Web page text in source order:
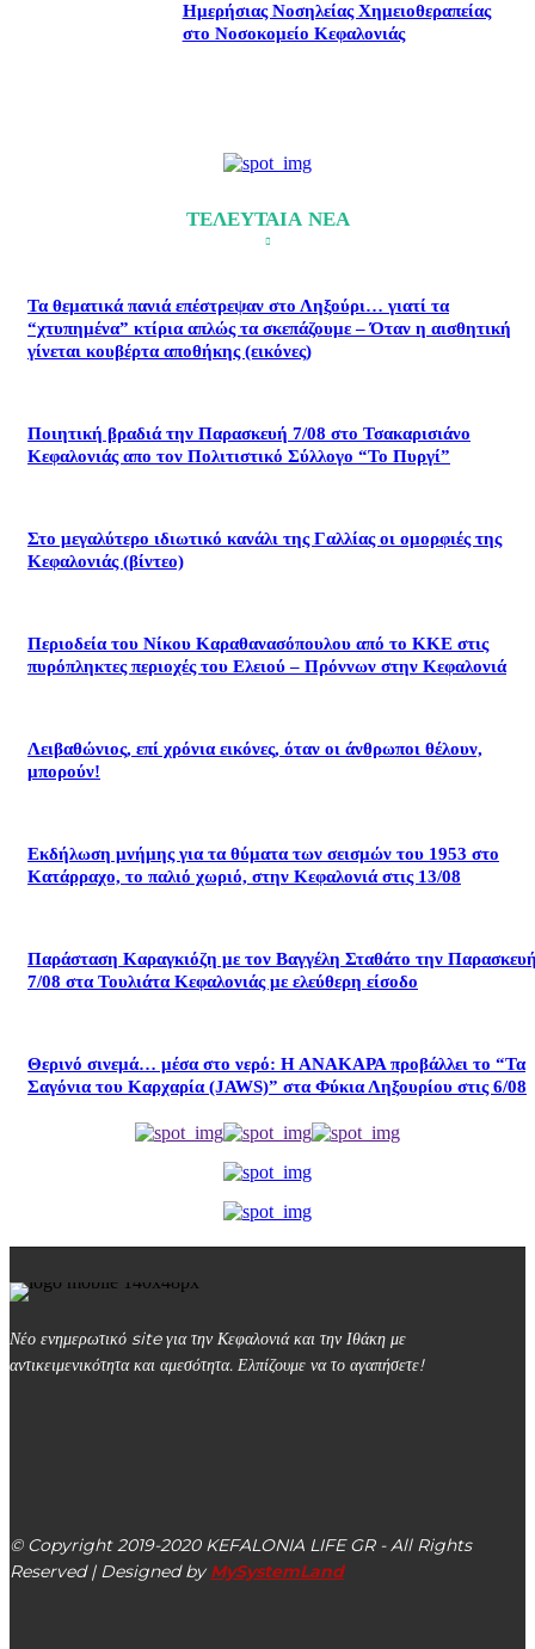
Ημερήσιας Νοσηλείας Χημειοθεραπείας
στο Νοσοκομείο Κεφαλονιάς
ΤΕΛΕΥΤΑΙΑ ΝΕΑ
Τα θεματικά πανιά επέστρεψαν στο Ληξούρι… γιατί τα
“χτυπημένα” κτίρια απλώς τα σκεπάζουμε – Όταν η αισθητική
γίνεται κουβέρτα αποθήκης (εικόνες)
Ποιητική βραδιά την Παρασκευή 7/08 στο Τσακαρισιάνο
Κεφαλονιάς απο τον Πολιτιστικό Σύλλογο “Το Πυργί”
Στο μεγαλύτερο ιδιωτικό κανάλι της Γαλλίας οι ομορφιές της
Κεφαλονιάς (βίντεο)
Περιοδεία του Νίκου Καραθανασόπουλου από το ΚΚΕ στις
πυρόπληκτες περιοχές του Ελειού – Πρόννων στην Κεφαλονιά
Λειβαθώνιος, επί χρόνια εικόνες, όταν οι άνθρωποι θέλουν,
μπορούν!
Εκδήλωση μνήμης για τα θύματα των σεισμών του 1953 στο
Κατάρραχο, το παλιό χωριό, στην Κεφαλονιά στις 13/08
Παράσταση Καραγκιόζη με τον Βαγγέλη Σταθάτο την
7/08 στα Τουλιάτα Κεφαλονιάς με ελεύθερη είσοδο
Θερινό σινεμά… μέσα στο νερό: Η ΑΝΑΚΑΡΑ προβάλλει το “Τα
Σαγόνια του Καρχαρία (JAWS)” στα Φύκια Ληξουρίου στις 6/08
Νέο ενημερωτικό site για την Κεφαλονιά και την Ιθάκη με
αντικειμενικότητα και αμεσότητα. Ελπίζουμε να το αγαπήσετε!
© Copyright 2019-2020 KEFALONIA LIFE GR - All Rights
Reserved | Designed by MySystemLand